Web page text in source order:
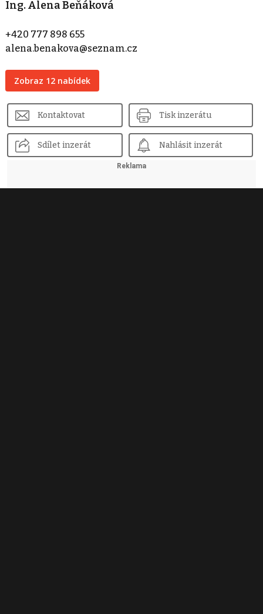
Ing. Alena Beňáková
+420 777 898 655
alena.benakova@seznam.cz
Zobraz 12 nabídek
Kontaktovat Tisk inzerátu
Sdílet inzerát Nahlásit inzerát